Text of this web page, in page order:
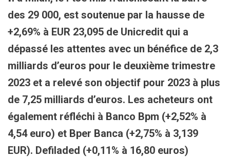
des 29 000, est soutenue par la hausse de
+2,69% à EUR 23,095 de Unicredit qui a
dépassé les attentes avec un bénéfice de 2,3
milliards d’euros pour le deuxième trimestre
2023 et a relevé son objectif pour 2023 à plus
de 7,25 milliards d’euros. Les acheteurs ont
également réfléchi à Banco Bpm (+2,52% à
4,54 euro) et Bper Banca (+2,75% à 3,139
EUR). Defiladed (+0,11% à 16,80 euros)